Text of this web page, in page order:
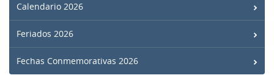
Calendario 2026
Feriados 2026
Fechas Conmemorativas 2026